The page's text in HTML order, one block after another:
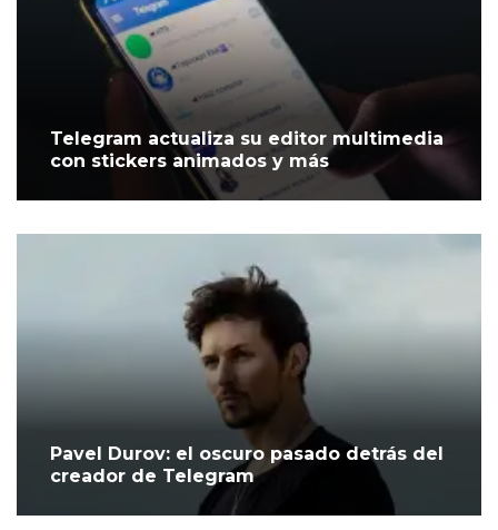
Telegram actualiza su editor multimedia
con stickers animados y más
Pavel Durov: el oscuro pasado detrás del
creador de Telegram